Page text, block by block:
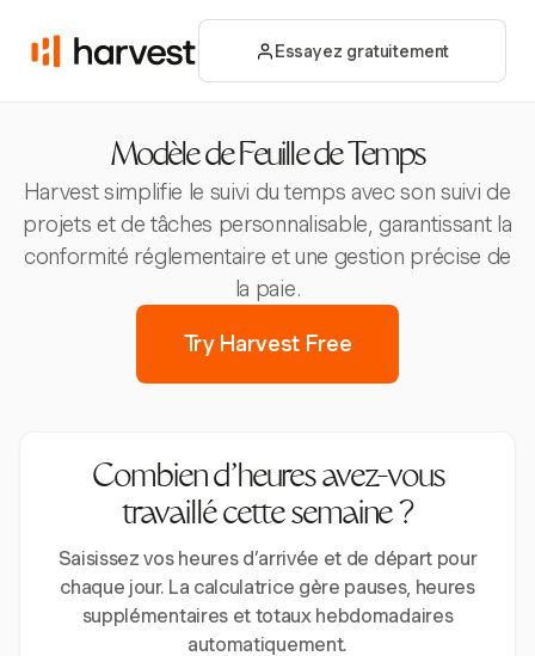
Essayez gratuitement
Modèle de Feuille de Temps
Harvest simplifie le suivi du temps avec son suivi de
projets et de tâches personnalisable, garantissant la
conformité réglementaire et une gestion précise de
la paie.
Try Harvest Free
Combien d’heures avez-vous
travaillé cette semaine ?
Saisissez vos heures d’arrivée et de départ pour
chaque jour. La calculatrice gère pauses, heures
supplémentaires et totaux hebdomadaires
automatiquement.